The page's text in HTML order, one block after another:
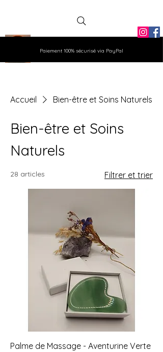
Aux Gemmes
Paiement 100% sécurisé via PayPal
Accueil Bien-être et Soins Naturels
Bien-être et Soins
Naturels
28 articles Filtrer et trier
Palme de Massage - Aventurine Verte